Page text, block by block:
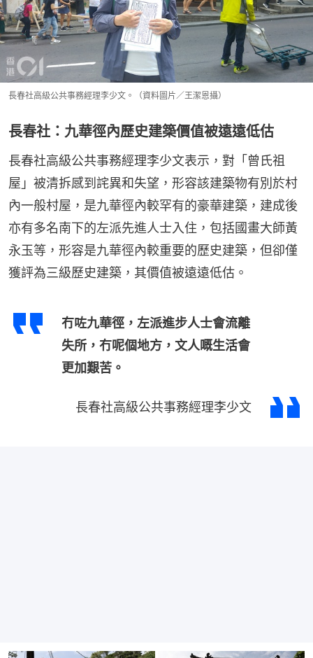
長春社高級公共事務經理李少文。（資料圖片／王潔恩攝）
長春社：九華徑內歷史建築價值被遠遠低估
長春社高級公共事務經理李少文表示，對「曾氏祖
屋」被清拆感到詫異和失望，形容該建築物有別於村
內一般村屋，是九華徑內較罕有的豪華建築，建成後
亦有多名南下的左派先進人士入住，包括國畫大師黃
永玉等，形容是九華徑內較重要的歷史建築，但卻僅
獲評為三級歷史建築，其價值被遠遠低估。
冇咗九華徑，左派進步人士會流離
失所，冇呢個地方，文人嘅生活會
更加艱苦。
長春社高級公共事務經理李少文